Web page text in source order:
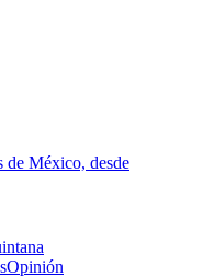
de México, desde
Opinión